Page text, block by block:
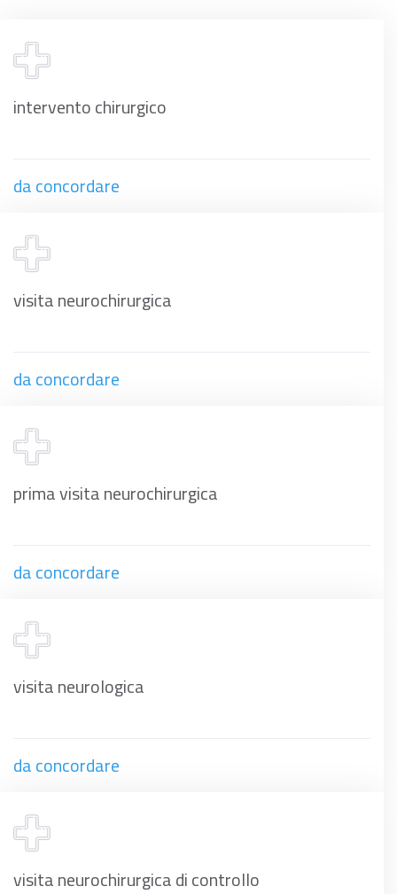
intervento chirurgico
da concordare
visita neurochirurgica
da concordare
prima visita neurochirurgica
da concordare
visita neurologica
da concordare
visita neurochirurgica di controllo